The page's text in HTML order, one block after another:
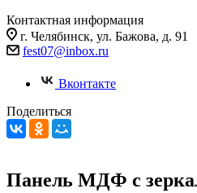
Контактная информация
г. Челябинск, ул. Бажова, д. 91
fest07@inbox.ru
Вконтакте
Поделиться
Панель МДФ c